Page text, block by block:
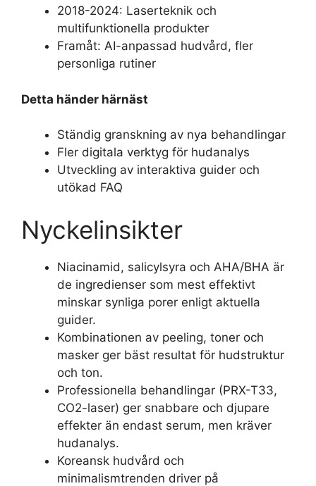
2018-2024: Laserteknik och
multifunktionella produkter
Framåt: AI-anpassad hudvård, fler
personliga rutiner
Detta händer härnäst
Ständig granskning av nya behandlingar
Fler digitala verktyg för hudanalys
Utveckling av interaktiva guider och
utökad FAQ
Nyckelinsikter
Niacinamid, salicylsyra och AHA/BHA är
de ingredienser som mest effektivt
minskar synliga porer enligt aktuella
guider.
Kombinationen av peeling, toner och
masker ger bäst resultat för hudstruktur
och ton.
Professionella behandlingar (PRX-T33,
CO2-laser) ger snabbare och djupare
effekter än endast serum, men kräver
hudanalys.
Koreansk hudvård och
minimalismtrenden driver på